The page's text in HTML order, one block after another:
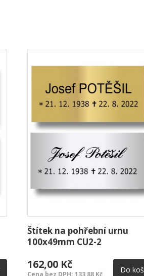
Štítek na pohřební urnu
100x49mm CU2-2
162,00 Kč
Cena bez DPH: 133,88 Kč Do